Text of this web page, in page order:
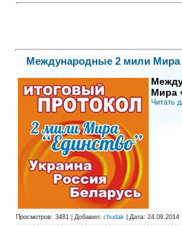
Международные 2 мили Мира
Мира
Читать
Просмотров: 3481 Добавил: chudak Дата: 24.09.2014